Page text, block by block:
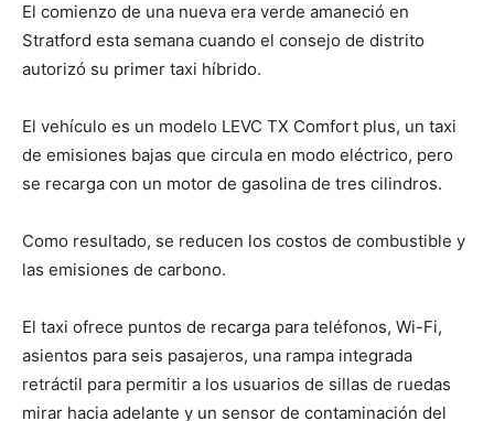
El comienzo de una nueva era verde amaneció en
Stratford esta semana cuando el consejo de distrito
autorizó su primer taxi híbrido.
El vehículo es un modelo LEVC TX Comfort plus, un taxi
de emisiones bajas que circula en modo eléctrico, pero
se recarga con un motor de gasolina de tres cilindros.
Como resultado, se reducen los costos de combustible y
las emisiones de carbono.
El taxi ofrece puntos de recarga para teléfonos, Wi-Fi,
asientos para seis pasajeros, una rampa integrada
retráctil para permitir a los usuarios de sillas de ruedas
mirar hacia adelante y un sensor de contaminación del